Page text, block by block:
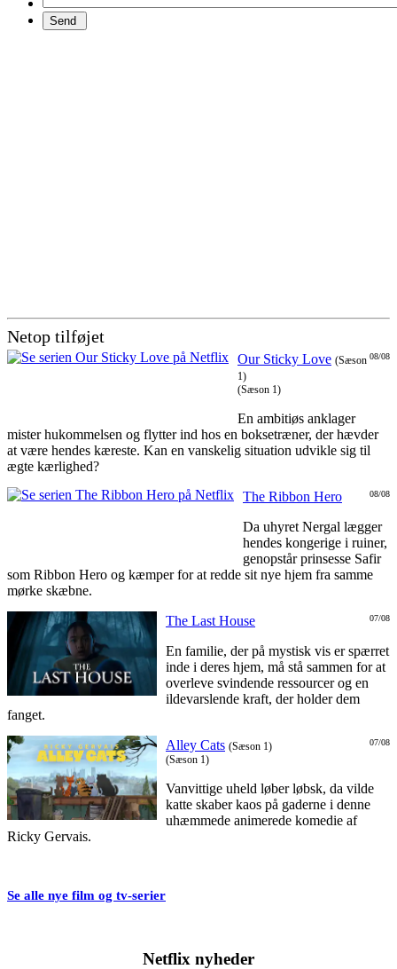
Netop tilføjet
08/08
Our Sticky Love (Sæson
1)
(Sæson 1)
En ambitiøs anklager
mister hukommelsen og flytter ind hos en boksetræner, der hævder
at være hendes kæreste. Kan en vanskelig situation udvikle sig til
ægte kærlighed?
08/08
The Ribbon Hero
Da uhyret Nergal lægger
hendes kongerige i ruiner,
genopstår prinsesse Safir
som Ribbon Hero og kæmper for at redde sit nye hjem fra samme
mørke skæbne.
07/08
The Last House
En familie, der på mystisk vis er spærret
inde i deres hjem, må stå sammen for at
overleve svindende ressourcer og en
ildevarslende kraft, der holder dem
fanget.
07/08
Alley Cats (Sæson 1)
(Sæson 1)
Vanvittige uheld løber løbsk, da vilde
katte skaber kaos på gaderne i denne
uhæmmede animerede komedie af
Ricky Gervais.
Se alle nye film og tv-serier
Netflix nyheder